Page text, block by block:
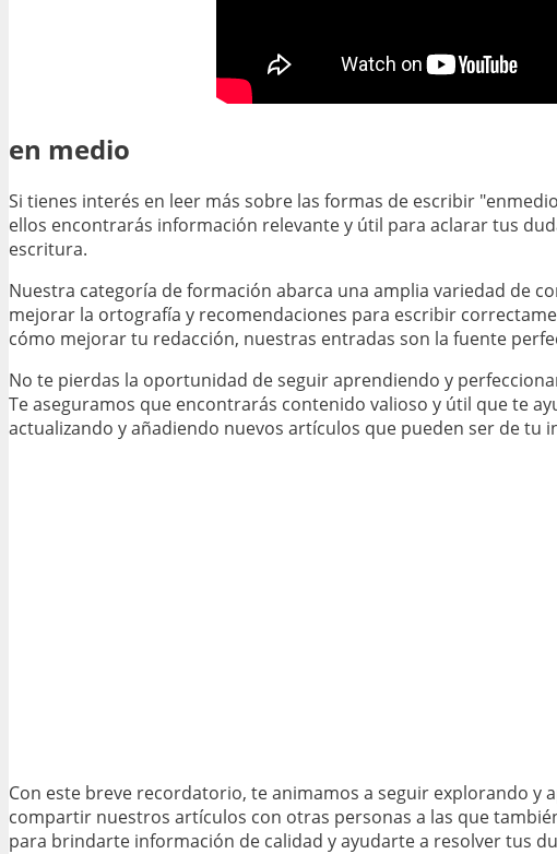
en medio
Si tienes interés en leer más sobre las formas de escribir
ellos encontrarás información relevante y útil para aclarar tus
escritura.
Nuestra categoría de formación abarca una amplia variedad de
mejorar la ortografía y recomendaciones para escribir
cómo mejorar tu redacción, nuestras entradas son la fuente
No te pierdas la oportunidad de seguir aprendiendo y
Te aseguramos que encontrarás contenido valioso y útil que te
actualizando y añadiendo nuevos artículos que pueden ser de tu
Con este breve recordatorio, te animamos a seguir explorando
compartir nuestros artículos con otras personas a las que
para brindarte información de calidad y ayudarte a resolver tus